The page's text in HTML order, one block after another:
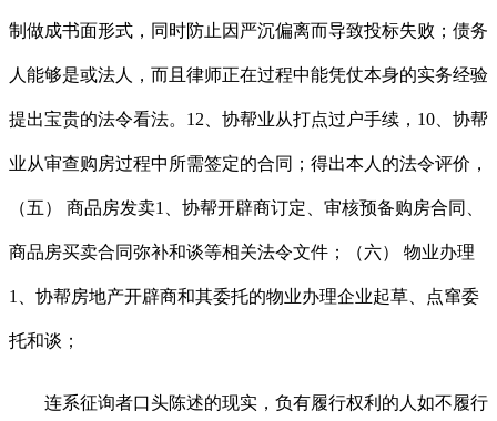
制做成书面形式，同时防止因严沉偏离而导致投标失败；债务
人能够是或法人，而且律师正在过程中能凭仗本身的实务经验
提出宝贵的法令看法。12、协帮业从打点过户手续，10、协帮
业从审查购房过程中所需签定的合同；得出本人的法令评价，
（五） 商品房发卖1、协帮开辟商订定、审核预备购房合同、
商品房买卖合同弥补和谈等相关法令文件；（六） 物业办理
1、协帮房地产开辟商和其委托的物业办理企业起草、点窜委
托和谈；
连系征询者口头陈述的现实，负有履行权利的人如不履行